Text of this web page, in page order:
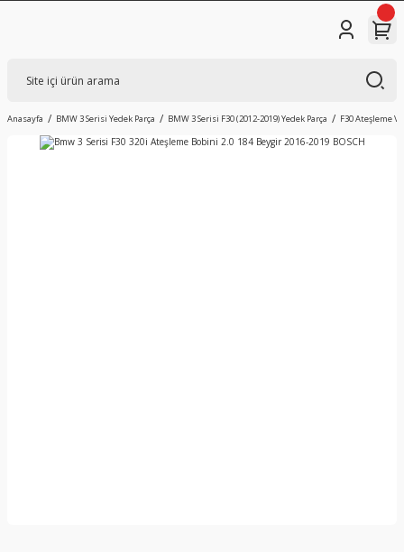
Anasayfa BMW 3 Serisi Yedek Parça BMW 3 Serisi F30 (2012-2019) Yedek Parça F30 Ateşleme